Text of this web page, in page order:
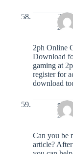
2ph
26-
2ph Online
Download
gaming at
register for
download
sign
27-
Can you be
article?